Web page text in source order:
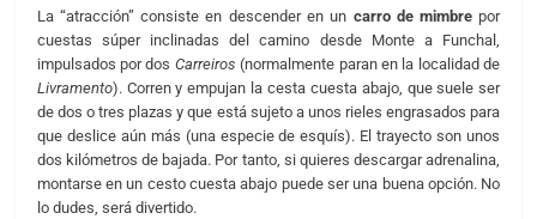
La “atracción” consiste en descender en un carro de mimbre por
cuestas súper inclinadas del camino desde Monte a Funchal,
impulsados por dos Carreiros (normalmente paran en la localidad de
Livramento). Corren y empujan la cesta cuesta abajo, que suele ser
de dos o tres plazas y que está sujeto a unos rieles engrasados para
que deslice aún más (una especie de esquís). El trayecto son unos
dos kilómetros de bajada. Por tanto, si quieres descargar adrenalina,
montarse en un cesto cuesta abajo puede ser una buena opción. No
lo dudes, será divertido.